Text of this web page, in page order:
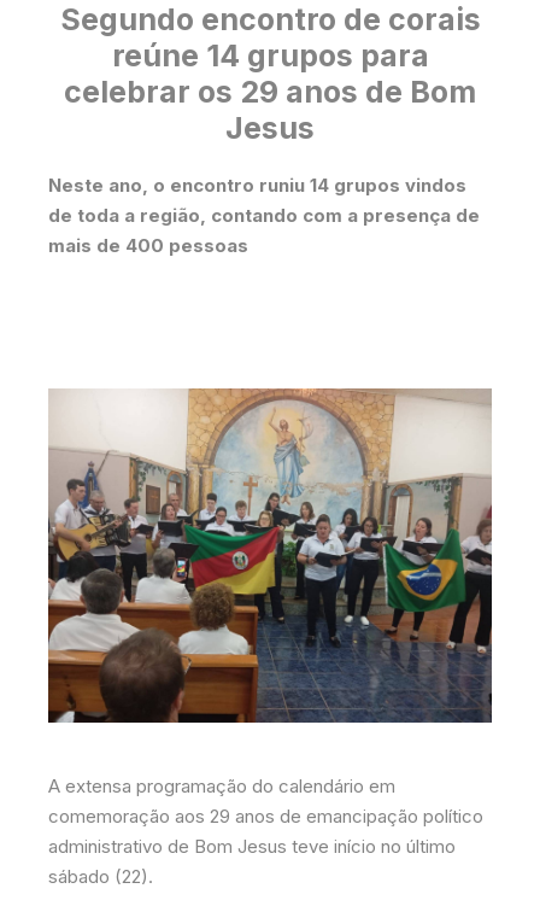
Segundo encontro de corais
reúne 14 grupos para
celebrar os 29 anos de Bom
Jesus
Neste ano, o encontro runiu 14 grupos vindos
de toda a região, contando com a presença de
mais de 400 pessoas
A extensa programação do calendário em
comemoração aos 29 anos de emancipação político
administrativo de Bom Jesus teve início no último
sábado (22).